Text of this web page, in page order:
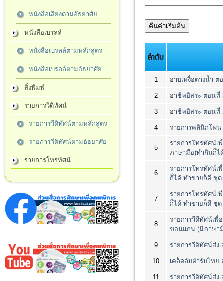
ลำดับ
1 อาบเหงื่อต่างน้ำ
2 อาชีพอิสระ ตอนที่
3 อาชีพอิสระ ตอนที่
4 รายการคลินิกโฟน
5
รายการโทรทัศน์เ
ภาษามือ)ทำกินก็ไ
6
รายการโทรทัศน์เ
ก็ได้ ทำขายก็ดี ชุด
7
รายการโทรทัศน์เ
ก็ได้ ทำขายก็ดี ชุ
8
รายการวีดีทัศน์เพื่
ขอนแก่น (มีภาษา
9 รายการวีดิทัศน์ส่ง
10 เคล็ดลับตำรับไทย
11 รายการวีดิทัศน์ส่ง
หนังสือเสียงตามอัธยาศัย
หนังสือเบรลล์
หนังสือเบรลล์ตามหลักสูตร
หนังสือเบรลล์ตามอัธยาศัย
สิ่งพิมพ์
รายการวีดิทัศน์
รายการวีดิทัศน์ตามหลักสูตร
รายการวีดิทัศน์ตามอัธยาศัย
รายการโทรทัศน์